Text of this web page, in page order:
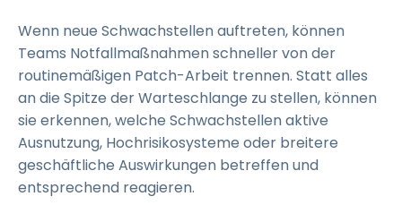
Wenn neue Schwachstellen auftreten, können
Teams Notfallmaßnahmen schneller von der
routinemäßigen Patch-Arbeit trennen. Statt alles
an die Spitze der Warteschlange zu stellen, können
sie erkennen, welche Schwachstellen aktive
Ausnutzung, Hochrisikosysteme oder breitere
geschäftliche Auswirkungen betreffen und
entsprechend reagieren.